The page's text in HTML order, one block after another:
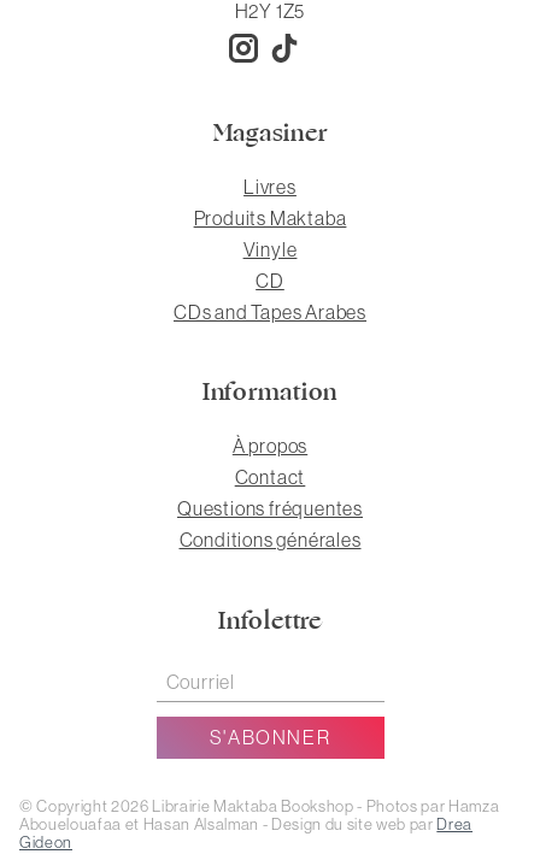
H2Y 1Z5
Magasiner
Livres
Produits Maktaba
Vinyle
CD
CDs and Tapes Arabes
Information
À propos
Contact
Questions fréquentes
Conditions générales
Infolettre
© Copyright 2026 Librairie Maktaba Bookshop - Photos par Hamza
Abouelouafaa et Hasan Alsalman - Design du site web parDrea
Gideon